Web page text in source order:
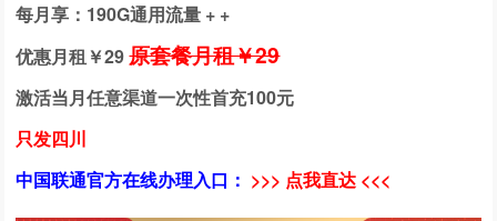
每月享：190G通用流量 + +
优惠月租￥29原套餐月租￥29
激活当月任意渠道一次性首充100元
只发四川
中国联通官方在线办理入口： >>> 点我直达 <<<